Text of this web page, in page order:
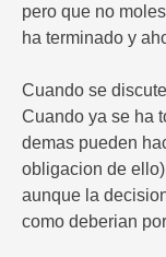
pero que no
ha terminado y
Cuando se
Cuando ya se ha
demas pueden
obligacion de
aunque la
como deberian